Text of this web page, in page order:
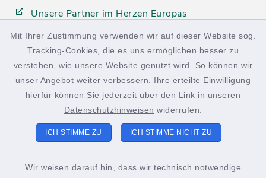
Mit Ihrer Zustimmung verwenden wir auf dieser Website sog.
Tracking-Cookies, die es uns ermöglichen besser zu
verstehen, wie unsere Website genutzt wird. So können wir
unser Angebot weiter verbessern. Ihre erteilte Einwilligung
hierfür können Sie jederzeit über den Link in unseren
Datenschutzhinweisen widerrufen.
ICH STIMME ZU ICH STIMME NICHT ZU
Wir weisen darauf hin, dass wir technisch notwendige
Unsere Partner im Herzen Europas
facebook
instagram
Kontakt